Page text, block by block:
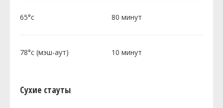
65°c 80 минут
78°c (мэш-аут) 10 минут
Сухие стауты